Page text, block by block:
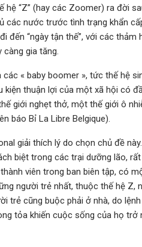
hệ “Z” (hay các Zoomer) ra đời
các nước trước tình trạng khẩn
đến “ngày tận thế”, với các
càng gia tăng.
các « baby boomer », tức thế hệ
kiện thuận lợi của một xã hội có
giới nghẹt thở, một thế giới ô
báo Bỉ La Libre Belgique).
giải thích lý do chọn chủ đề
biệt trong các trại dưỡng lão,
viên trong ban biên tập, có
người trẻ nhất, thuộc thế hệ Z,
trẻ cũng buộc phải ở nhà, do
tỏa khiến cuộc sống của họ